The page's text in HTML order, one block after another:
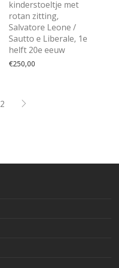
kinderstoeltje met
rotan zitting,
Salvatore Leone /
Sautto e Liberale, 1e
helft 20e eeuw
€250,00
2